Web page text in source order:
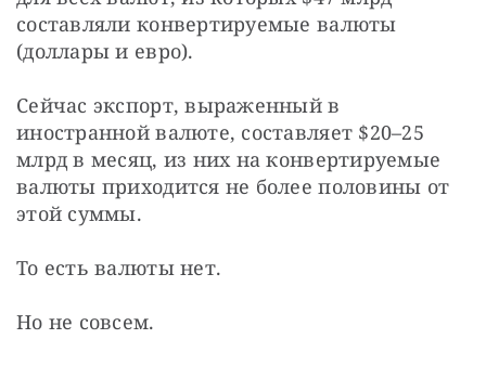
составляли конвертируемые валюты
(доллары и евро).
Сейчас экспорт, выраженный в
иностранной валюте, составляет $20–25
млрд в месяц, из них на конвертируемые
валюты приходится не более половины от
этой суммы.
То есть валюты нет.
Но не совсем.